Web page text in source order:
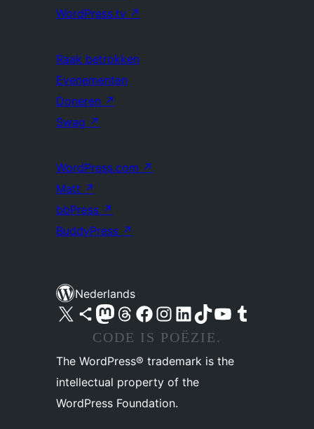
WordPress.tv ↗
Raak betrokken
Evenementen
Doneren ↗
Swag ↗
WordPress.com ↗
Matt ↗
bbPress ↗
BuddyPress ↗
Nederlands
Bezoek ons X (voorheen Twitter) account
Bezoek ons Bluesky account
Bezoek ons Mastodon account
Bezoek ons Threads account
Onze Facebook pagina bezoeken
Bezoek ons Instagram account
Bezoek ons LinkedIn account
Bezoek ons TikTok account
Bezoek ons YouTube kanaalBezoek ons Tumblr account
CODE IS POËZIE.
The WordPress® trademark is the
intellectual property of the
WordPress Foundation.